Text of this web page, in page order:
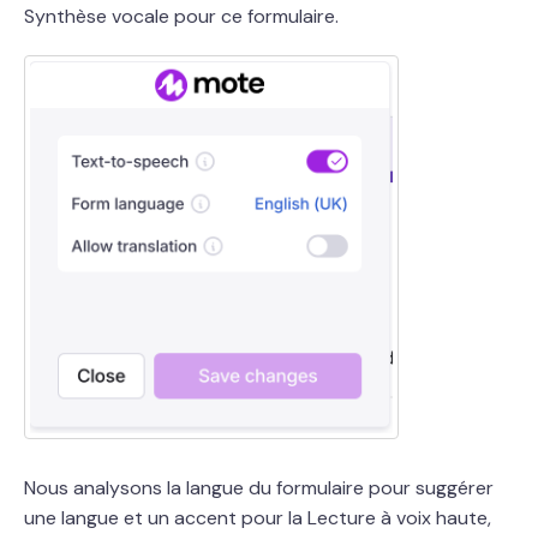
Synthèse vocale pour ce formulaire.
Nous analysons la langue du formulaire pour suggérer
une langue et un accent pour la Lecture à voix haute,